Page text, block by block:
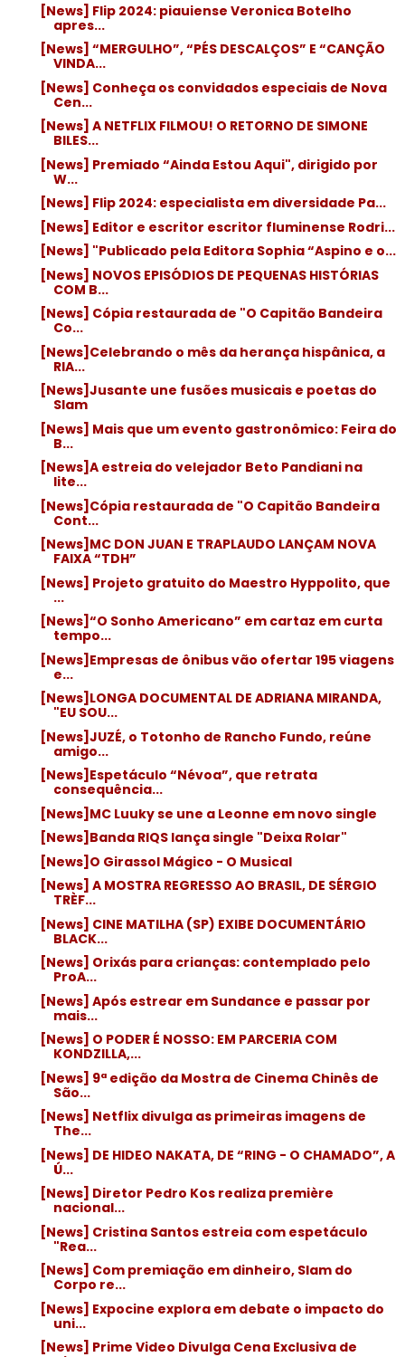
[News] Flip 2024: piauiense Veronica Botelho
apres...
[News] “MERGULHO”, “PÉS DESCALÇOS” E “CANÇÃO
VINDA...
[News] Conheça os convidados especiais de Nova
Cen...
[News] A NETFLIX FILMOU! O RETORNO DE SIMONE
BILES...
[News] Premiado “Ainda Estou Aqui", dirigido por
W...
[News] Flip 2024: especialista em diversidade Pa...
[News] Editor e escritor escritor fluminense Rodri...
[News] "Publicado pela Editora Sophia “Aspino e o...
[News] NOVOS EPISÓDIOS DE PEQUENAS HISTÓRIAS
COM B...
[News] Cópia restaurada de "O Capitão Bandeira
Co...
[News]Celebrando o mês da herança hispânica, a
RIA...
[News]Jusante une fusões musicais e poetas do
Slam
[News] Mais que um evento gastronômico: Feira do
B...
[News]A estreia do velejador Beto Pandiani na
lite...
[News]Cópia restaurada de "O Capitão Bandeira
Cont...
[News]MC DON JUAN E TRAPLAUDO LANÇAM NOVA
FAIXA “TDH”
[News] Projeto gratuito do Maestro Hyppolito, que
...
[News]“O Sonho Americano” em cartaz em curta
tempo...
[News]Empresas de ônibus vão ofertar 195 viagens
e...
[News]LONGA DOCUMENTAL DE ADRIANA MIRANDA,
"EU SOU...
[News]JUZÉ, o Totonho de Rancho Fundo, reúne
amigo...
[News]Espetáculo “Névoa”, que retrata
consequência...
[News]MC Luuky se une a Leonne em novo single
[News]Banda RIQS lança single "Deixa Rolar"
[News]O Girassol Mágico - O Musical
[News] A MOSTRA REGRESSO AO BRASIL, DE SÉRGIO
TRÈF...
[News] CINE MATILHA (SP) EXIBE DOCUMENTÁRIO
BLACK...
[News] Orixás para crianças: contemplado pelo
ProA...
[News] Após estrear em Sundance e passar por
mais...
[News] O PODER É NOSSO: EM PARCERIA COM
KONDZILLA,...
[News] 9ª edição da Mostra de Cinema Chinês de
São...
[News] Netflix divulga as primeiras imagens de
The...
[News] DE HIDEO NAKATA, DE “RING - O CHAMADO”, A
Ú...
[News] Diretor Pedro Kos realiza première
nacional...
[News] Cristina Santos estreia com espetáculo
"Rea...
[News] Com premiação em dinheiro, Slam do
Corpo re...
[News] Expocine explora em debate o impacto do
uni...
[News] Prime Video Divulga Cena Exclusiva de